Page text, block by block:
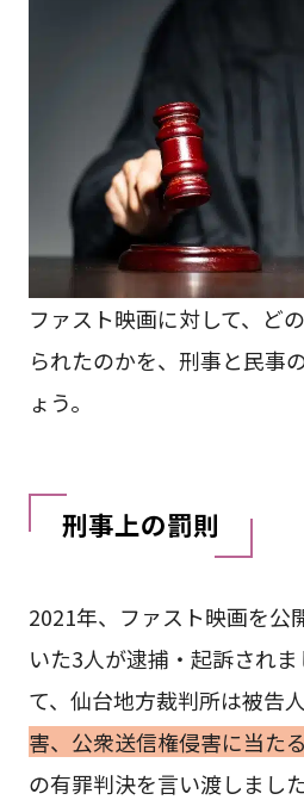
ファスト映画に対して、ど
られたのかを、刑事と民事
ょう。
刑事上の罰則
2021年、ファスト映画を公
いた3人が逮捕・起訴され
て、仙台地方裁判所は被告人
害、公衆送信権侵害に当たる
の有罪判決を言い渡しました